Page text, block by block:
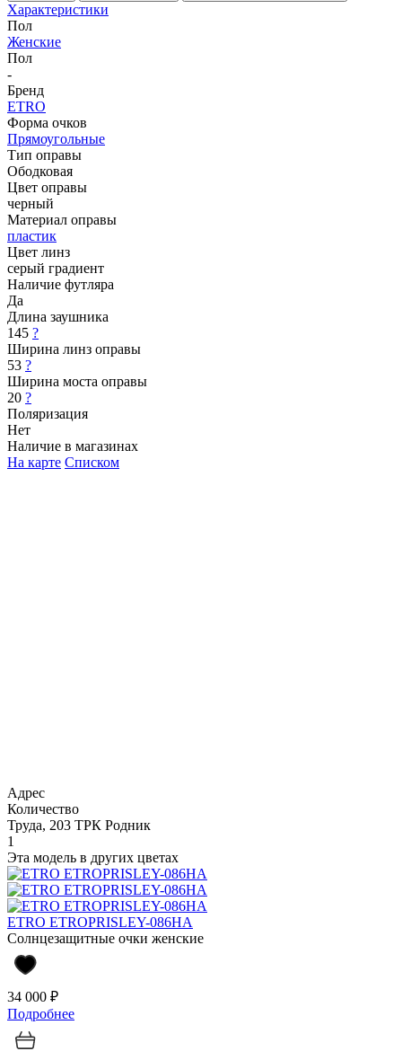
Характеристики
Пол
Женские
Пол
-
Бренд
ETRO
Форма очков
Прямоугольные
Тип оправы
Ободковая
Цвет оправы
черный
Материал оправы
пластик
Цвет линз
серый градиент
Наличие футляра
Да
Длина заушника
145 ?
Ширина линз оправы
53 ?
Ширина моста оправы
20 ?
Поляризация
Нет
Наличие в магазинах
На карте Списком
Адрес
Количество
Труда, 203 ТРК Родник
1
Эта модель в других цветах
ETRO ETROPRISLEY-086HA
Солнцезащитные очки женские
34 000 ₽
Подробнее